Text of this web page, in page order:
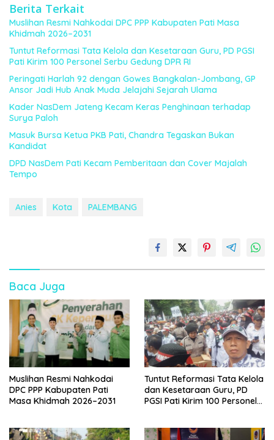
Berita Terkait
Muslihan Resmi Nahkodai DPC PPP Kabupaten Pati Masa
Khidmah 2026–2031
Tuntut Reformasi Tata Kelola dan Kesetaraan Guru, PD PGSI
Pati Kirim 100 Personel Serbu Gedung DPR RI
Peringati Harlah 92 dengan Gowes Bangkalan-Jombang, GP
Ansor Jadi Hub Anak Muda Jelajahi Sejarah Ulama
Kader NasDem Jateng Kecam Keras Penghinaan terhadap
Surya Paloh
Masuk Bursa Ketua PKB Pati, Chandra Tegaskan Bukan
Kandidat
DPD NasDem Pati Kecam Pemberitaan dan Cover Majalah
Tempo
Anies Kota PALEMBANG
Baca Juga
Muslihan Resmi Nahkodai
DPC PPP Kabupaten Pati
Masa Khidmah 2026–2031
Tuntut Reformasi Tata Kelola
dan Kesetaraan Guru, PD
PGSI Pati Kirim 100 Personel